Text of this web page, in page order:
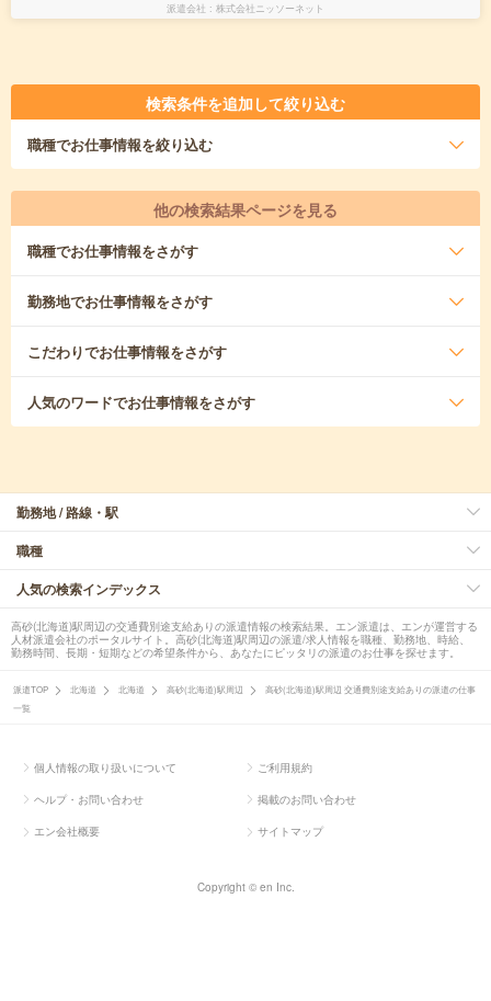
派遣会社 株式会社ニッソーネット
検索条件を追加して絞り込む
職種でお仕事情報を絞り込む
他の検索結果ページを見る
職種でお仕事情報をさがす
勤務地でお仕事情報をさがす
こだわりでお仕事情報をさがす
人気のワードでお仕事情報をさがす
勤務地 / 路線・駅
職種
人気の検索インデックス
高砂(北海道)駅周辺の交通費別途支給ありの派遣情報の検索結果。エン派遣は、エンが運営する
人材派遣会社のポータルサイト。高砂(北海道)駅周辺の派遣/求人情報を職種、勤務地、時給、
勤務時間、長期・短期などの希望条件から、あなたにピッタリの派遣のお仕事を探せます。
派遣TOP 北海道 北海道 高砂(北海道)駅周辺
高砂(北海道)駅周辺 交通費別途支給ありの派遣の仕事
一覧
個人情報の取り扱いについて ご利用規約
ヘルプ・お問い合わせ 掲載のお問い合わせ
エン会社概要 サイトマップ
Copyright © en Inc.